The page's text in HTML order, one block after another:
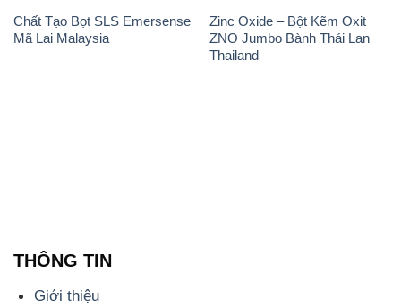
Chất Tạo Bọt SLS Emersense
Mã Lai Malaysia
Zinc Oxide – Bột Kẽm Oxit
ZNO Jumbo Bành Thái Lan
Thailand
THÔNG TIN
Giới thiệu